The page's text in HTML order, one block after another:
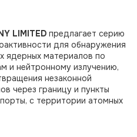
LIMITED предлагает серию
для обнаружения
ядерных материалов по
и нейтронному излучению,
незаконной
через границу и пункты
с территории атомных